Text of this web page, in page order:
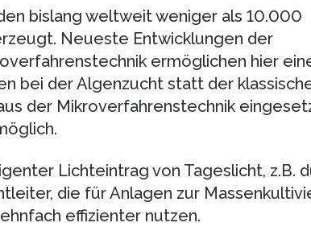
bislang weltweit weniger als 10.000
Neueste Entwicklungen der
ermöglichen hier
bei der Algenzucht statt der
der Mikroverfahrenstechnik
Lichteintrag von Tageslicht, z.B.
die für Anlagen zur
effizienter nutzen.